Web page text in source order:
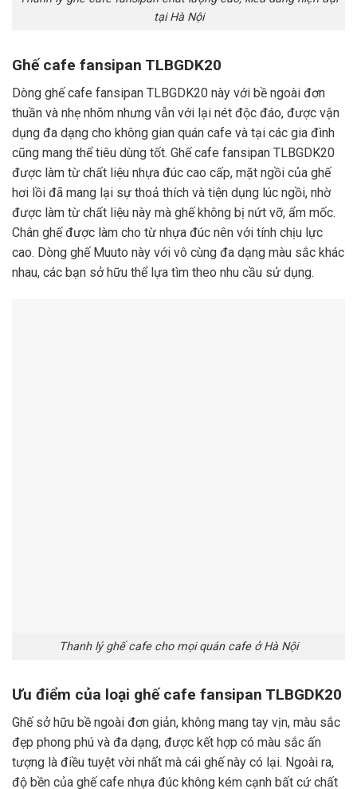
tại Hà Nội
Ghế cafe fansipan TLBGDK20
Dòng ghế cafe fansipan TLBGDK20 này với bề ngoài đơn
thuần và nhẹ nhõm nhưng vẫn với lại nét độc đáo, được vận
dụng đa dạng cho không gian quán cafe và tại các gia đình
cũng mang thể tiêu dùng tốt. Ghế cafe fansipan TLBGDK20
được làm từ chất liệu nhựa đúc cao cấp, mặt ngồi của ghế
hơi lồi đã mang lại sự thoả thích và tiện dụng lúc ngồi, nhờ
được làm từ chất liệu này mà ghế không bị nứt vỡ, ẩm mốc.
Chân ghế được làm cho từ nhựa đúc nên với tính chịu lực
cao. Dòng ghế Muuto này với vô cùng đa dạng màu sắc khác
nhau, các bạn sở hữu thể lựa tìm theo nhu cầu sử dụng.
Thanh lý ghế cafe cho mọi quán cafe ở Hà Nội
Ưu điểm của loại ghế cafe fansipan TLBGDK20
Ghế sở hữu bề ngoài đơn giản, không mang tay vịn, màu sắc
đẹp phong phú và đa dạng, được kết hợp có màu sắc ấn
tượng là điều tuyệt vời nhất mà cái ghế này có lại. Ngoài ra,
độ bền của ghế cafe nhựa đúc không kém cạnh bất cứ chất